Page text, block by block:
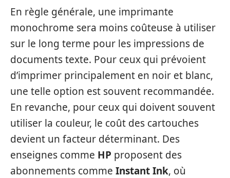
En règle générale, une imprimante
monochrome sera moins coûteuse à utiliser
sur le long terme pour les impressions de
documents texte. Pour ceux qui prévoient
d’imprimer principalement en noir et blanc,
une telle option est souvent recommandée.
En revanche, pour ceux qui doivent souvent
utiliser la couleur, le coût des cartouches
devient un facteur déterminant. Des
enseignes comme HP proposent des
abonnements comme Instant Ink, où